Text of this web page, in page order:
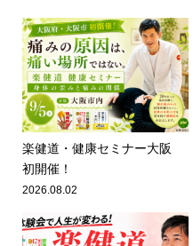
楽健道・健康セミナー大阪
初開催！
2026.08.02